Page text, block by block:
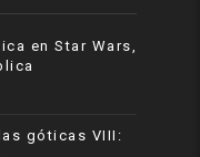
en Star Wars,
góticas VIII: